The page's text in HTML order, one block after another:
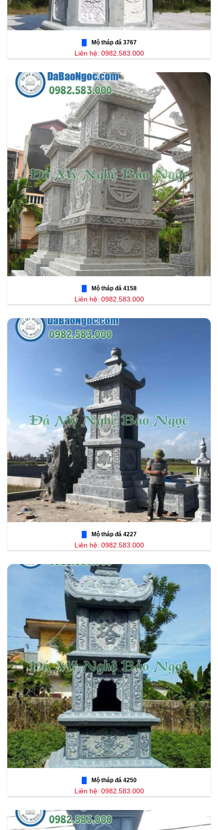
Mộ tháp đá 3767
Liên hệ: 0982.583.000
Mộ tháp đá 4158
Liên hệ: 0982.583.000
Mộ tháp đá 4227
Liên hệ: 0982.583.000
Mộ tháp đá 4250
Liên hệ: 0982.583.000